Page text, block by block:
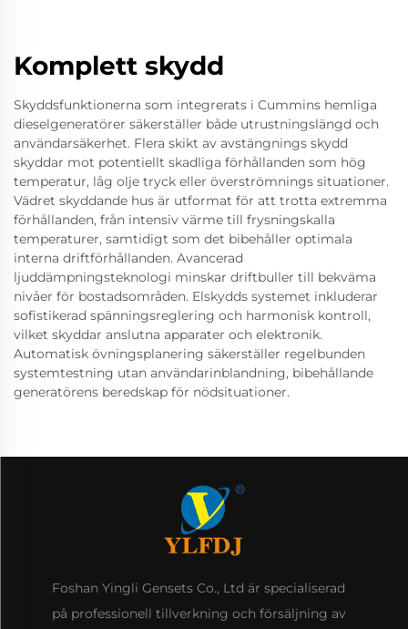
Komplett skydd
Skyddsfunktionerna som integrerats i Cummins hemliga
dieselgeneratörer säkerställer både utrustningslängd och
användarsäkerhet. Flera skikt av avstängnings skydd
skyddar mot potentiellt skadliga förhållanden som hög
temperatur, låg olje tryck eller överströmnings situationer.
Vädret skyddande hus är utformat för att trotta extremma
förhållanden, från intensiv värme till frysningskalla
temperaturer, samtidigt som det bibehåller optimala
interna driftförhållanden. Avancerad
ljuddämpningsteknologi minskar driftbuller till bekväma
nivåer för bostadsområden. Elskydds systemet inkluderar
sofistikerad spänningsreglering och harmonisk kontroll,
vilket skyddar anslutna apparater och elektronik.
Automatisk övningsplanering säkerställer regelbunden
systemtestning utan användarinblandning, bibehållande
generatörens beredskap för nödsituationer.
Foshan Yingli Gensets Co., Ltd är specialiserad
på professionell tillverkning och försäljning av